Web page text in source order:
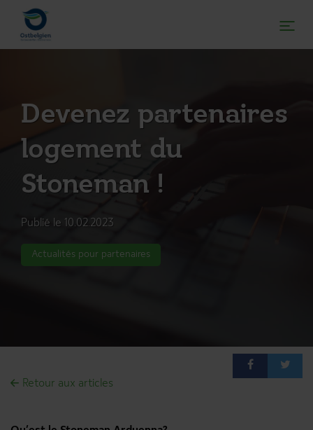
Actualités
Devenez partenaires
logement du
Stoneman !
Publié le 10.02.2023
Actualités pour partenaires
Retour aux articles